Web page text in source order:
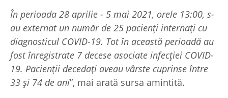
În perioada 28 aprilie - 5 mai 2021, orele 13:00, s-
au externat un număr de 25 pacienți internați cu
diagnosticul COVID-19. Tot în această perioadă au
fost înregistrate 7 decese asociate infecției COVID-
19. Pacienții decedați aveau vârste cuprinse între
33 și 74 de ani”, mai arată sursa amintită.